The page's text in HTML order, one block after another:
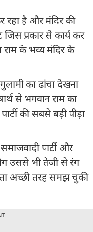
रहा है और मंदिर की
जिस प्रकार से कार्य कर
के भव्य मंदिर के
का ढांचा देखना
से भगवान राम का
की सबसे बड़ी पीड़ा
पार्टी और
उससे भी तेजी से रंग
अच्छी तरह समझ चुकी